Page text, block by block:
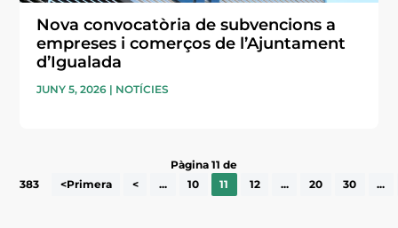
Nova convocatòria de subvencions a
empreses i comerços de l’Ajuntament
d’Igualada
JUNY 5, 2026 | NOTÍCIES
Pàgina 11 de
383
<Primera < ... 10 11 12 ... 20 30 ...